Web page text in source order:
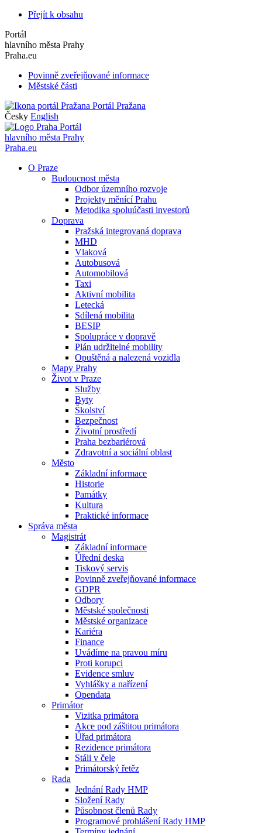
Přejít k obsahu
Portál
hlavního města Prahy
Praha.eu
Povinně zveřejňované informace
Městské části
Portál Pražana
Česky English
Portál
hlavního města Prahy
Praha.eu
O Praze
Budoucnost města
Odbor územního rozvoje
Projekty měnící Prahu
Metodika spoluúčasti investorů
Doprava
Pražská integrovaná doprava
MHD
Vlaková
Autobusová
Automobilová
Taxi
Aktivní mobilita
Letecká
Sdílená mobilita
BESIP
Spolupráce v dopravě
Plán udržitelné mobility
Opuštěná a nalezená vozidla
Mapy Prahy
Život v Praze
Služby
Byty
Školství
Bezpečnost
Životní prostředí
Praha bezbariérová
Zdravotní a sociální oblast
Město
Základní informace
Historie
Památky
Kultura
Praktické informace
Správa města
Magistrát
Základní informace
Úřední deska
Tiskový servis
Povinně zveřejňované informace
GDPR
Odbory
Městské společnosti
Městské organizace
Kariéra
Finance
Uvádíme na pravou míru
Proti korupci
Evidence smluv
Vyhlášky a nařízení
Opendata
Primátor
Vizitka primátora
Akce pod záštitou primátora
Úřad primátora
Rezidence primátora
Stáli v čele
Primátorský řetěz
Rada
Jednání Rady HMP
Složení Rady
Působnost členů Rady
Programové prohlášení Rady HMP